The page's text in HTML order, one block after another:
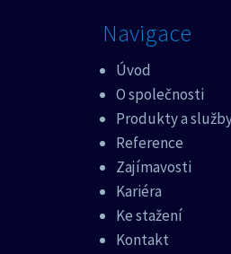
Navigace
Úvod
O společnosti
Produkty a
Reference
Zajímavosti
Kariéra
Ke stažení
Kontakt